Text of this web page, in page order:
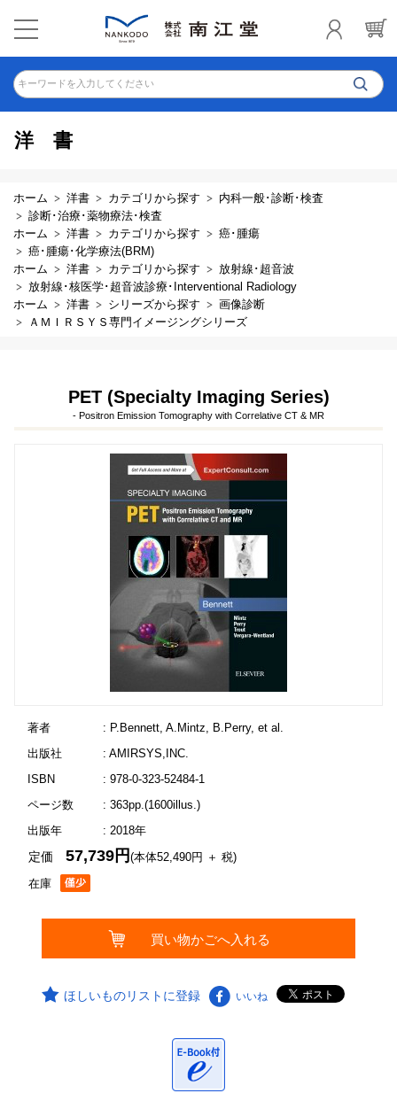
キーワードを入力してください
洋書
ホーム 洋書 カテゴリから探す
内科一般･診断･検査
診断･治療･薬物療法･検査
ホーム
洋書 カテゴリから探す
癌･腫瘍
癌･腫瘍･化学療法(BRM)
ホーム
洋書 カテゴリから探す
放射線･超音波
放射線･核医学･超音波診療･Interventional Radiology
ホーム
洋書 シリーズから探す
画像診断
ＡＭＩＲＳＹＳ専門イメージングシリーズ
PET (Specialty Imaging Series)
- Positron Emission Tomography with Correlative CT & MR
著者
: P.Bennett, A.Mintz, B.Perry, et al.
出版社
: AMIRSYS,INC.
ISBN
: 978-0-323-52484-1
ページ数
: 363pp.(1600illus.)
出版年
: 2018年
在庫
定価57,739円(本体52,490円 ＋ 税)
ほしいものリストに登録 いいね